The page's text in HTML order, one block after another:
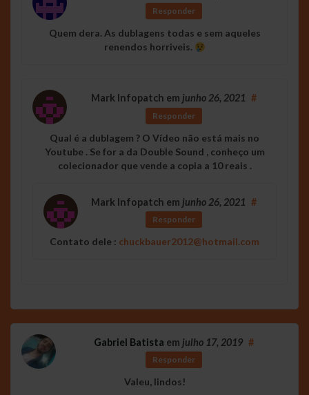
Responder
Quem dera. As dublagens todas e sem aqueles
renendos horriveis.
Mark Infopatch em junho 26, 2021 #
Responder
Qual é a dublagem ? O Vídeo não está mais no
Youtube . Se for a da Double Sound , conheço um
colecionador que vende a copia a 10 reais .
Mark Infopatch em junho 26, 2021 #
Responder
Contato dele : chuckbauer2012@hotmail.com
Gabriel Batista em julho 17, 2019 #
Responder
Valeu, lindos!